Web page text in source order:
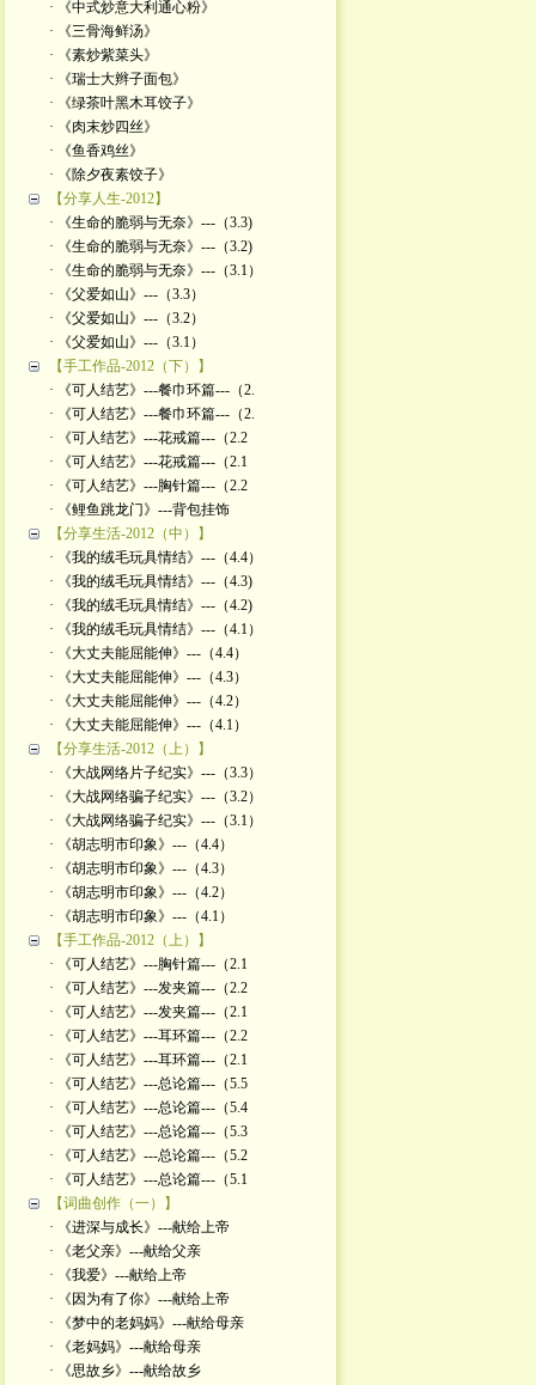
· 《中式炒意大利通心粉》
· 《三骨海鲜汤》
· 《素炒紫菜头》
· 《瑞士大辫子面包》
· 《绿茶叶黑木耳饺子》
· 《肉末炒四丝》
· 《鱼香鸡丝》
· 《除夕夜素饺子》
【分享人生-2012】
· 《生命的脆弱与无奈》---（3.3)
· 《生命的脆弱与无奈》---（3.2)
· 《生命的脆弱与无奈》---（3.1）
· 《父爱如山》---（3.3）
· 《父爱如山》---（3.2）
· 《父爱如山》---（3.1）
【手工作品-2012（下）】
· 《可人结艺》---餐巾环篇---（2.
· 《可人结艺》---餐巾环篇---（2.
· 《可人结艺》---花戒篇---（2.2
· 《可人结艺》---花戒篇---（2.1
· 《可人结艺》---胸针篇---（2.2
· 《鲤鱼跳龙门》---背包挂饰
【分享生活-2012（中）】
· 《我的绒毛玩具情结》---（4.4）
· 《我的绒毛玩具情结》---（4.3)
· 《我的绒毛玩具情结》---（4.2)
· 《我的绒毛玩具情结》---（4.1）
· 《大丈夫能屈能伸》---（4.4）
· 《大丈夫能屈能伸》---（4.3）
· 《大丈夫能屈能伸》---（4.2）
· 《大丈夫能屈能伸》---（4.1）
【分享生活-2012（上）】
· 《大战网络片子纪实》---（3.3）
· 《大战网络骗子纪实》---（3.2）
· 《大战网络骗子纪实》---（3.1）
· 《胡志明市印象》---（4.4）
· 《胡志明市印象》---（4.3）
· 《胡志明市印象》---（4.2）
· 《胡志明市印象》---（4.1）
【手工作品-2012（上）】
· 《可人结艺》---胸针篇---（2.1
· 《可人结艺》---发夹篇---（2.2
· 《可人结艺》---发夹篇---（2.1
· 《可人结艺》---耳环篇---（2.2
· 《可人结艺》---耳环篇---（2.1
· 《可人结艺》---总论篇---（5.5
· 《可人结艺》---总论篇---（5.4
· 《可人结艺》---总论篇---（5.3
· 《可人结艺》---总论篇---（5.2
· 《可人结艺》---总论篇---（5.1
【词曲创作（一）】
· 《进深与成长》---献给上帝
· 《老父亲》---献给父亲
· 《我爱》---献给上帝
· 《因为有了你》---献给上帝
· 《梦中的老妈妈》---献给母亲
· 《老妈妈》---献给母亲
· 《思故乡》---献给故乡